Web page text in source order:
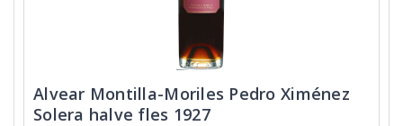
Alvear Montilla-Moriles Pedro Ximénez
Solera halve fles 1927